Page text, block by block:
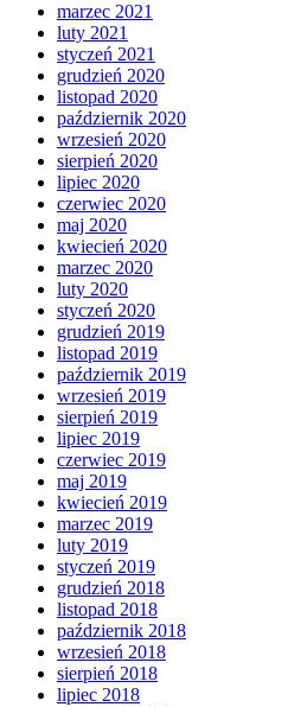
marzec 2021
luty 2021
styczeń 2021
grudzień 2020
listopad 2020
październik 2020
wrzesień 2020
sierpień 2020
lipiec 2020
czerwiec 2020
maj 2020
kwiecień 2020
marzec 2020
luty 2020
styczeń 2020
grudzień 2019
listopad 2019
październik 2019
wrzesień 2019
sierpień 2019
lipiec 2019
czerwiec 2019
maj 2019
kwiecień 2019
marzec 2019
luty 2019
styczeń 2019
grudzień 2018
listopad 2018
październik 2018
wrzesień 2018
sierpień 2018
lipiec 2018